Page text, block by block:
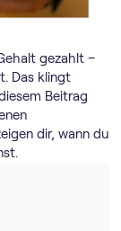
gezahlt –
Das klingt
Beitrag
dir, wann du